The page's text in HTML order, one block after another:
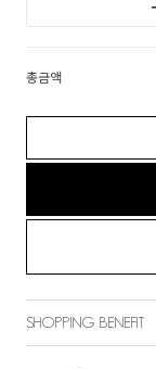
총금액
SHOPPING BENEFIT